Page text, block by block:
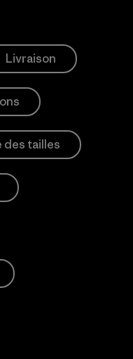
Livraison
des tailles